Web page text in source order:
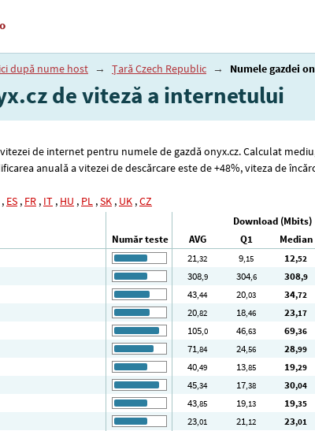
după nume host → Țară Czech Republic → Numele gazdei
de viteză a internetului
de internet pentru numele de gazdă onyx.cz. Calculat
anuală a vitezei de descărcare este de +48%, viteza de
, ES , FR , IT , HU , PL ,SK , UK ,CZ
Download (Mbits)
Număr teste AVG Q1 Median
21,32 9,15 12,52
308,9 304,6 308,9
43,44 20,03 34,72
20,82 18,46 23,17
105,0 46,63 69,36
71,84 24,56 28,99
40,49 13,85 19,29
45,34 17,38 30,04
43,85 19,13 19,35
23,01 21,12 23,01